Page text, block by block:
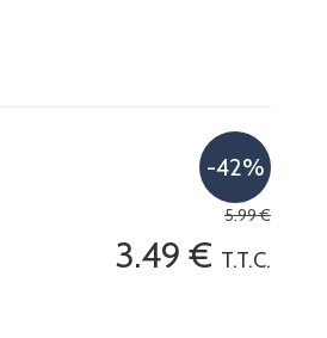
5.99€
3.49 € T.T.C.